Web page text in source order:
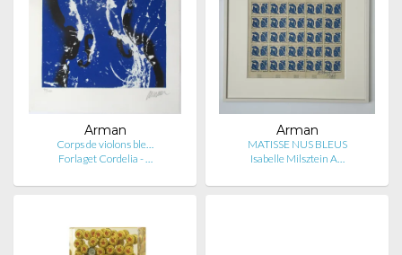
Arman
Corps de violons ble…
Forlaget Cordelia - …
Arman
MATISSE NUS BLEUS
Isabelle Milsztein A…